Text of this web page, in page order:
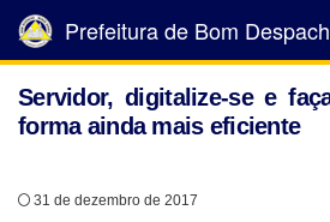
Prefeitura de Bom
Servidor, digitalize-se e
forma ainda mais eficiente
31 de dezembro de 2017